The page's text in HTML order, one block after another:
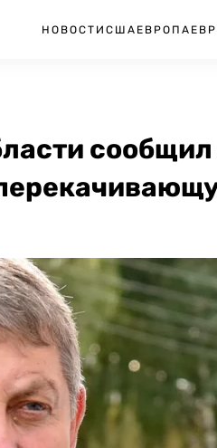
НОВОСТИ США ЕВРОПА
сообщил